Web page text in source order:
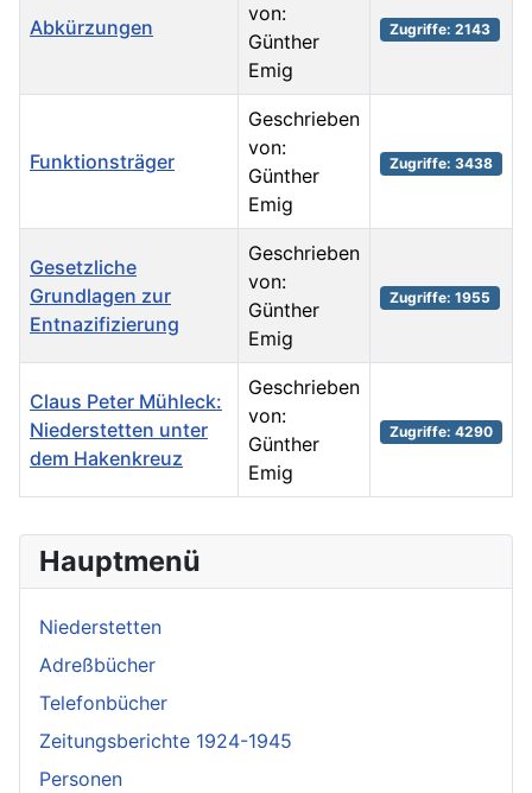
Abkürzungen
von:
Günther
Emig
Zugriffe: 2143
Funktionsträger
Geschrieben
von:
Günther
Emig
Zugriffe: 3438
Gesetzliche
Grundlagen zur
Entnazifizierung
Geschrieben
von:
Günther
Emig
Zugriffe: 1955
Claus Peter Mühleck:
Niederstetten unter
dem Hakenkreuz
Geschrieben
von:
Günther
Emig
Zugriffe: 4290
Hauptmenü
Niederstetten
Adreßbücher
Telefonbücher
Zeitungsberichte 1924-1945
Personen